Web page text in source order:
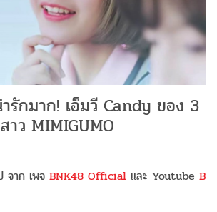
รักมาก! เอ็มวี Candy ของ 3
สาว MIMIGUMO
าก เพจ BNK48 Official และ Youtube B